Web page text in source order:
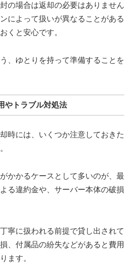
の場合は返却の必要はありません
によって扱いが異なることがある
くと安心です。
、ゆとりを持って準備することを
やトラブル対処法
時には、いくつか注意しておきた
かかるケースとして多いのが、最
る違約金や、サーバー本体の破損
寧に扱われる前提で貸し出されて
、付属品の紛失などがあると費用
ます。